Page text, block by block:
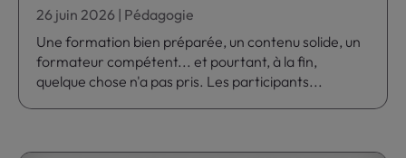
26 juin 2026 | Pédagogie
Une formation bien préparée, un contenu solide, un
formateur compétent... et pourtant, à la fin,
quelque chose n'a pas pris. Les participants...